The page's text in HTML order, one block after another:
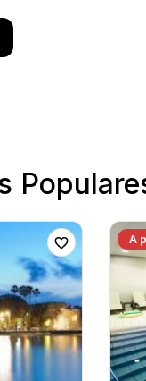
Seguimos pensando en
cálida de invierno,
Reservamos esto a
del antiguo
un guía amable, solo
NS
Nansi S.
Tour de medio
Nuestro
sintió casi privado
muy fluida y
A